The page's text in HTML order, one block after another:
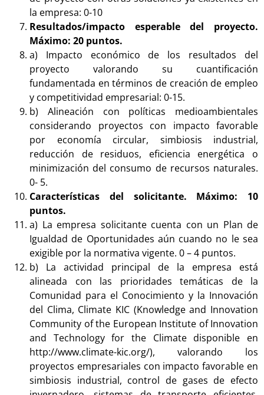
la empresa: 0-10
Resultados/impacto esperable del proyecto.
Máximo: 20 puntos.
a) Impacto económico de los resultados del
proyecto valorando su cuantificación
fundamentada en términos de creación de empleo
y competitividad empresarial: 0-15.
b) Alineación con políticas medioambientales
considerando proyectos con impacto favorable
por economía circular, simbiosis industrial,
reducción de residuos, eficiencia energética o
minimización del consumo de recursos naturales.
0- 5.
Características del solicitante. Máximo: 10
puntos.
a) La empresa solicitante cuenta con un Plan de
Igualdad de Oportunidades aún cuando no le sea
exigible por la normativa vigente. 0 – 4 puntos.
b) La actividad principal de la empresa está
alineada con las prioridades temáticas de la
Comunidad para el Conocimiento y la Innovación
del Clima, Climate KIC (Knowledge and Innovation
Community of the European Institute of Innovation
and Technology for the Climate disponible en
http://www.climate-kic.org/), valorando los
proyectos empresariales con impacto favorable en
simbiosis industrial, control de gases de efecto